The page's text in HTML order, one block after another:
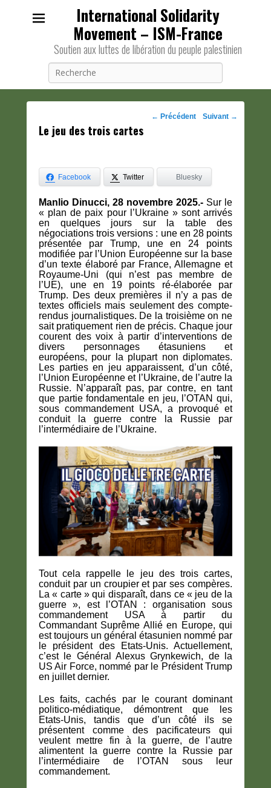
International Solidarity
Movement – ISM-France
Soutien aux luttes de libération du peuple palestinien
Navigation
← Précédent Suivant →
Le jeu des trois cartes
Facebook Twitter Bluesky
Manlio Dinucci, 28 novembre 2025.- Sur le
« plan de paix pour l’Ukraine » sont arrivés
en quelques jours sur la table des
négociations trois versions : une en 28 points
présentée par Trump, une en 24 points
modifiée par l’Union Européenne sur la base
d’un texte élaboré par France, Allemagne et
Royaume-Uni (qui n’est pas membre de
l’UE), une en 19 points ré-élaborée par
Trump. Des deux premières il n’y a pas de
textes officiels mais seulement des compte-
rendus journalistiques. De la troisième on ne
sait pratiquement rien de précis. Chaque jour
courent des voix à partir d’interventions de
divers personnages étasuniens et
européens, pour la plupart non diplomates.
Les parties en jeu apparaissent, d’un côté,
l’Union Européenne et l’Ukraine, de l’autre la
Russie. N’apparaît pas, par contre, en tant
que partie fondamentale en jeu, l’OTAN qui,
sous commandement USA, a provoqué et
conduit la guerre contre la Russie par
l’intermédiaire de l’Ukraine.
Tout cela rappelle le jeu des trois cartes,
conduit par un croupier et par ses compères.
La « carte » qui disparaît, dans ce « jeu de la
guerre », est l’OTAN : organisation sous
commandement USA à partir du
Commandant Suprême Allié en Europe, qui
est toujours un général étasunien nommé par
le président des Etats-Unis. Actuellement,
c’est le Général Alexus Grynkewich, de la
US Air Force, nommé par le Président Trump
en juillet dernier.
Les faits, cachés par le courant dominant
politico-médiatique, démontrent que les
Etats-Unis, tandis que d’un côté ils se
présentent comme des pacificateurs qui
veulent mettre fin à la guerre, de l’autre
alimentent la guerre contre la Russie par
l’intermédiaire de l’OTAN sous leur
commandement.